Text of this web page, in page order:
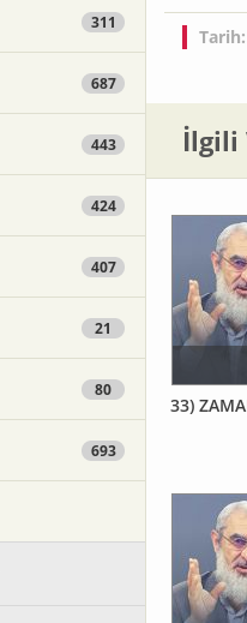
311
687
443
424
407
21
80
693
Tarih:
İlgili
33)